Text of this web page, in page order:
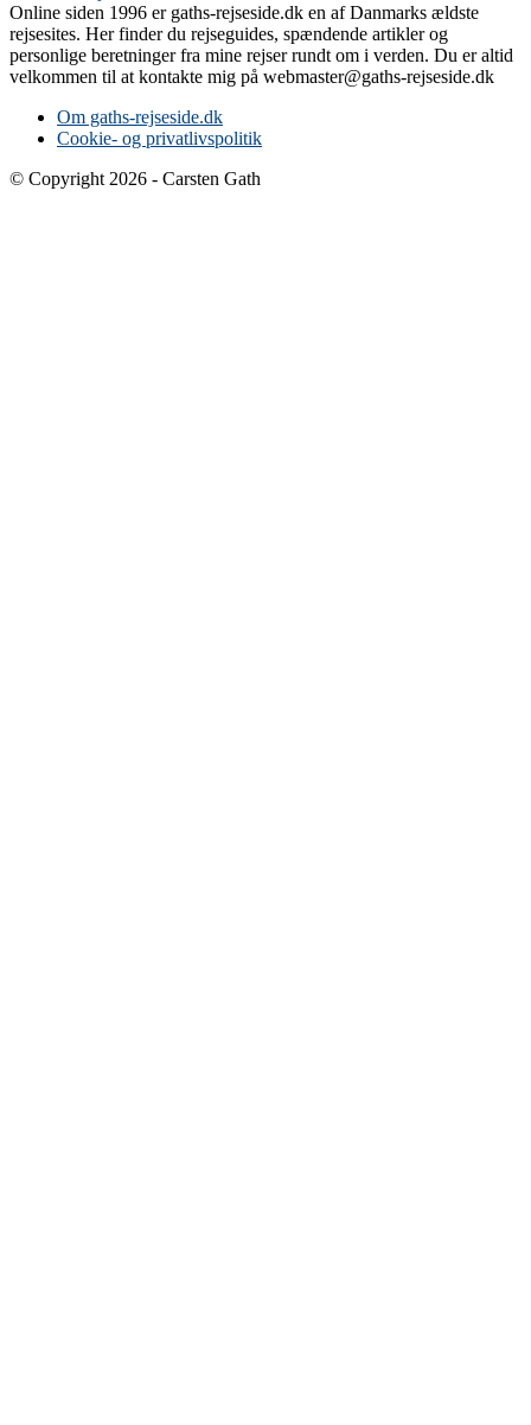
Online siden 1996 er gaths-rejseside.dk en af Danmarks ældste
rejsesites. Her finder du rejseguides, spændende artikler og
personlige beretninger fra mine rejser rundt om i verden. Du er altid
velkommen til at kontakte mig på webmaster@gaths-rejseside.dk
Om gaths-rejseside.dk
Cookie- og privatlivspolitik
© Copyright 2026 - Carsten Gath